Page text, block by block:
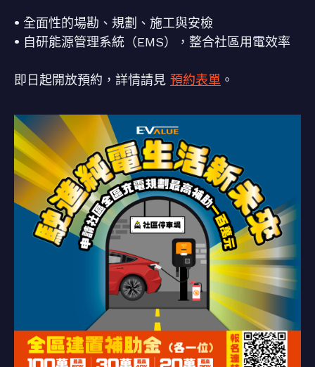
• 全面性的場勘、規劃、施工與安檢
• 自研能源管理系統（EMS），整合社區用電效率
即日起開放預約，詳情請見 預約表單 。